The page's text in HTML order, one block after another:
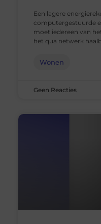
Een lagere
computergestuurde
moet iedereen van
het qua netwerk
Wonen
Geen Reacties